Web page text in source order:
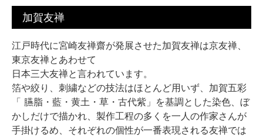
加賀友禅
江戸時代に宮崎友禅齋が発展させた加賀友禅は京友禅、
東京友禅とあわせて
日本三大友禅と言われています。
箔や絞り、刺繍などの技法はほとんど用いず、加賀五彩
「 臙脂・藍・黄土・草・古代紫」を基調とした染色、ぼ
かしだけで描かれ、製作工程の多くを一人の作家さんが
手掛けるめ、それぞれの個性が一番表現される友禅では